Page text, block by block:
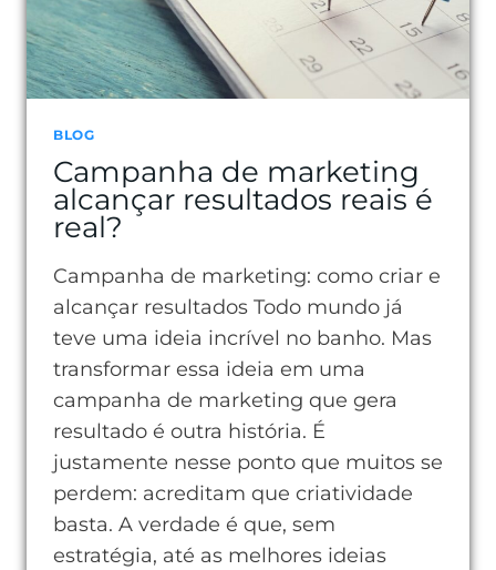
BLOG
Campanha de marketing
alcançar resultados reais é
real?
Campanha de marketing: como criar e
alcançar resultados Todo mundo já
teve uma ideia incrível no banho. Mas
transformar essa ideia em uma
campanha de marketing que gera
resultado é outra história. É
justamente nesse ponto que muitos se
perdem: acreditam que criatividade
basta. A verdade é que, sem
estratégia, até as melhores ideias